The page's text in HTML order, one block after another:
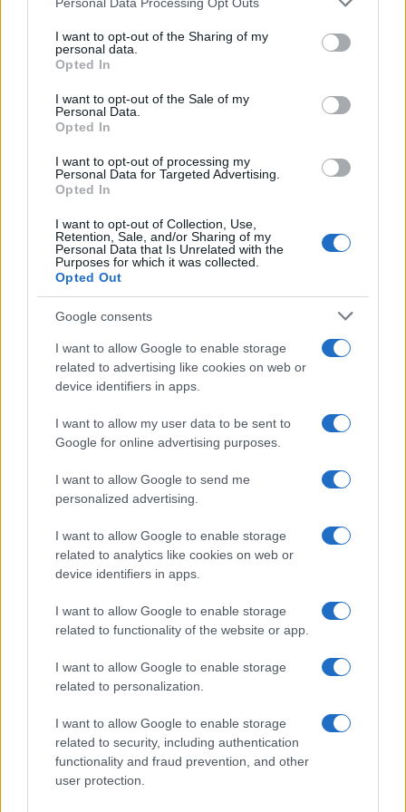
not limited to your visit or usage behaviour. You may click to
grant or deny consent to Google and its third-party tags to
use your data for below specified purposes in below Google
consent section.
I want to opt-out of the Sharing of my
personal data.
Opted In
I want to opt-out of the Sale of my
Personal Data.
Opted In
I want to opt-out of processing my
Personal Data for Targeted Advertising.
Opted In
I want to opt-out of Collection, Use,
Retention, Sale, and/or Sharing of my
Personal Data that Is Unrelated with the
Purposes for which it was collected.
Opted Out
Google consents
I want to allow Google to enable storage
related to advertising like cookies on web or
device identifiers in apps.
I want to allow my user data to be sent to
Google for online advertising purposes.
I want to allow Google to send me
personalized advertising.
I want to allow Google to enable storage
related to analytics like cookies on web or
device identifiers in apps.
I want to allow Google to enable storage
related to functionality of the website or app.
I want to allow Google to enable storage
related to personalization.
I want to allow Google to enable storage
related to security, including authentication
functionality and fraud prevention, and other
user protection.
minori, Albieri: “Episodi gravissimi”
Mario Malu
Martina Agostina Diturco
I nostri cari
I nostri cari
I nostri cari